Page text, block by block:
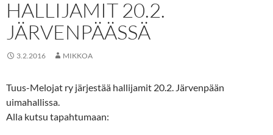
HALLIJAMIT 20.2.
JÄRVENPÄÄSSÄ
3.2.2016 MIKKOA
Tuus-Melojat ry järjestää hallijamit 20.2. Järvenpään
uimahallissa.
Alla kutsu tapahtumaan: